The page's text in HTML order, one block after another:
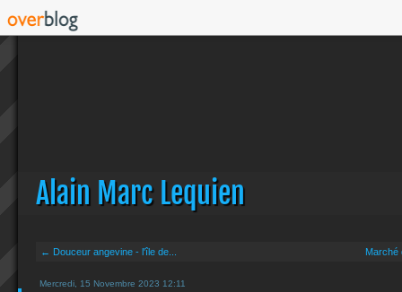
Alain Marc Lequien
← Douceur angevine - l'île de... Marché
Mercredi, 15 Novembre 2023 12:11